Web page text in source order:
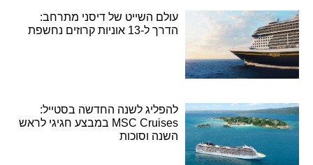
עולם השייט של דיסני מתרחב:
הדרך ל-13 אוניות קרוזים נחשפת
להפליג לשנה החדשה בסטייל:
MSC Cruises במבצע חגיגי לראש
השנה וסוכות